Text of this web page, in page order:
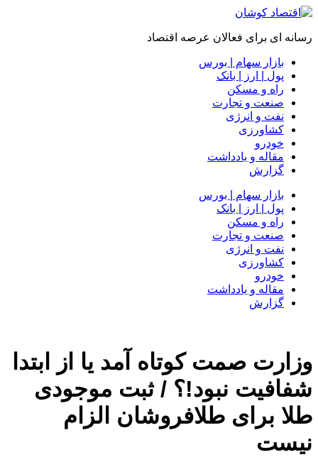
رسانه ای برای فعالان عرصه اقتصاد
بازار سهام | بورس
پول | ارز | بانک
راه و مسکن
صنعت و تجارت
نفت و انرژی
کشاورزی
خودرو
مقاله و یادداشت
گزارش
بازار سهام | بورس
پول | ارز | بانک
راه و مسکن
صنعت و تجارت
نفت و انرژی
کشاورزی
خودرو
مقاله و یادداشت
گزارش
وزارت صمت کوتاه آمد یا از ابتدا
شفافیت نبود!؟ / ثبت موجودی
طلا برای طلافروشان الزام
نیست